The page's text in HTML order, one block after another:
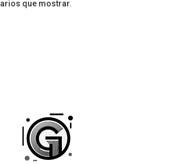
que mostrar.